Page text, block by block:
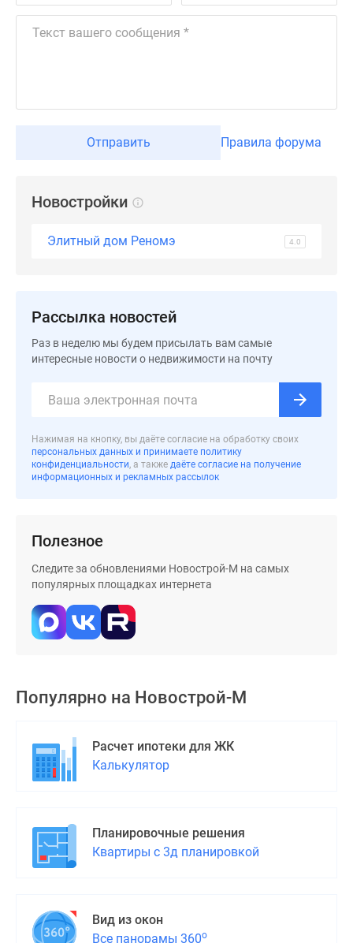
Отправить Правила форума
Новостройки
Элитный дом Реномэ 4.0
Рассылка новостей
Раз в неделю мы будем присылать вам самые
интересные новости о недвижимости на почту
Нажимая на кнопку, вы даёте согласие на обработку своих
персональных данных и принимаете политику
конфиденциальности, а также даёте согласие на получение
информационных и рекламных рассылок
Полезное
Следите за обновлениями Новострой-М на самых
популярных площадках интернета
Популярно на Новострой-М
Расчет ипотеки для ЖК
Калькулятор
Планировочные решения
Квартиры с 3д планировкой
Вид из окон
Все панорамы 360о